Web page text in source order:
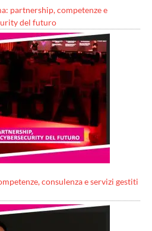
partnership, competenze e
del futuro
consulenza e servizi gestiti